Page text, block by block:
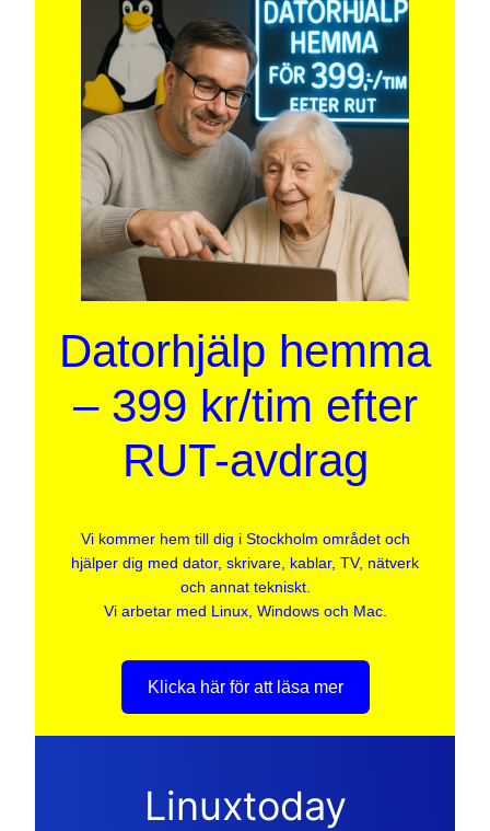
Datorhjälp hemma
– 399 kr/tim efter
RUT-avdrag
Vi kommer hem till dig i Stockholm området och
hjälper dig med dator, skrivare, kablar, TV, nätverk
och annat tekniskt.
Vi arbetar med Linux, Windows och Mac.
Klicka här för att läsa mer
Linuxtoday